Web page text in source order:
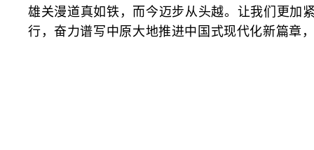
雄关漫道真如铁，而今迈步从头越。让我们更加
行，奋力谱写中原大地推进中国式现代化新篇章